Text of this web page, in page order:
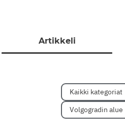
Artikkeli
Kaikki kategoriat
Volgogradin alue